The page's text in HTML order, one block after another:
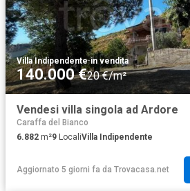
Villa Indipendente·in vendita
140.000 €20 €/m²
Vendesi villa singola ad Ardore
Caraffa del Bianco
6.882 m²9 LocaliVilla Indipendente
Aggiornato 5 giorni fa da Trovacasa.net